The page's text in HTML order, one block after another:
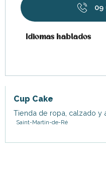
09
Idiomas hablados
Idiomas hablados
Cup Cake
Tienda de ropa, calzado y
Saint-Martin-de-Ré